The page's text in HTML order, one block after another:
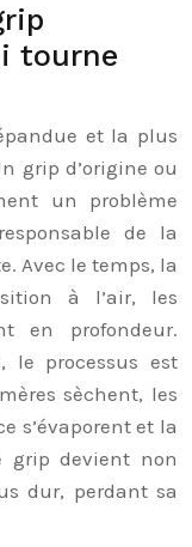
tourne
et la plus
grip d’origine ou
un problème
de la
Avec le temps, la
à l’air, les
en profondeur.
le processus est
sèchent, les
s’évaporent et la
grip devient non
dur, perdant sa